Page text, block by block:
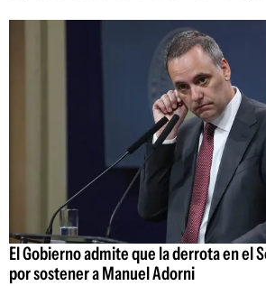
El Gobierno admite que la derrota en el
por sostener a Manuel Adorni